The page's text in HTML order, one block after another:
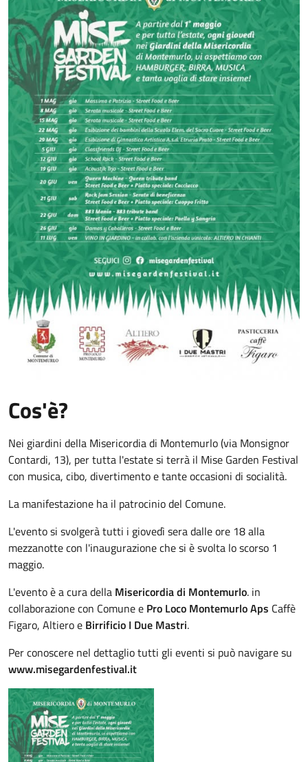
Cos'è?
Nei giardini della Misericordia di Montemurlo (via Monsignor
Contardi, 13), per tutta l'estate si terrà il Mise Garden Festival
con musica, cibo, divertimento e tante occasioni di socialità.
La manifestazione ha il patrocinio del Comune.
L'evento si svolgerà tutti i giovedì sera dalle ore 18 alla
mezzanotte con l'inaugurazione che si è svolta lo scorso 1
maggio.
L'evento è a cura della Misericordia di Montemurlo. in
collaborazione con Comune e Pro Loco Montemurlo Aps Caffè
Figaro, Altiero e Birrificio I Due Mastri.
Per conoscere nel dettaglio tutti gli eventi si può navigare su
www.misegardenfestival.it